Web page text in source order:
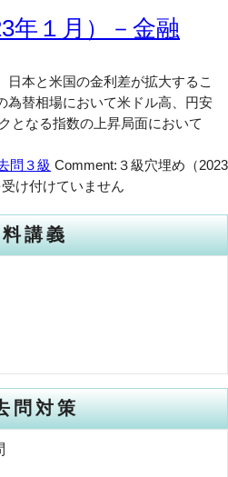
年１月）－金融
本と米国の金利差が拡大するこ
為替相場において米ドル高、円安
となる指数の上昇局面において
問３級 Comment: ３級穴埋め（2023
け付けていません
講義
問対策